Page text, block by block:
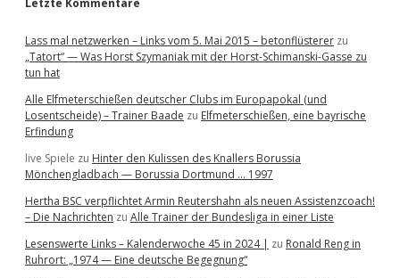
Letzte Kommentare
Lass mal netzwerken – Links vom 5. Mai 2015 – betonflüsterer zu
„Tatort“ — Was Horst Szymaniak mit der Horst-Schimanski-Gasse zu
tun hat
Alle Elfmeterschießen deutscher Clubs im Europapokal (und
Losentscheide) – Trainer Baade zu Elfmeterschießen, eine bayrische
Erfindung
live Spiele zu Hinter den Kulissen des Knallers Borussia
Mönchengladbach — Borussia Dortmund … 1997
Hertha BSC verpflichtet Armin Reutershahn als neuen Assistenzcoach!
– Die Nachrichten zu Alle Trainer der Bundesliga in einer Liste
Lesenswerte Links – Kalenderwoche 45 in 2024 | zu Ronald Reng in
Ruhrort: „1974 — Eine deutsche Begegnung“